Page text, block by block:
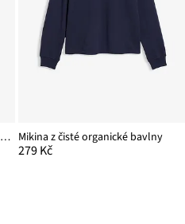
Džíny Wide Leg, High Waist, pohodlný pas Mikina z čisté organické bavlny
279 Kč